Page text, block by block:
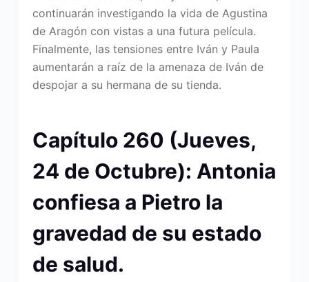
continuarán investigando la vida de Agustina
de Aragón con vistas a una futura película.
Finalmente, las tensiones entre Iván y Paula
aumentarán a raíz de la amenaza de Iván de
despojar a su hermana de su tienda.
Capítulo 260 (Jueves,
24 de Octubre): Antonia
confiesa a Pietro la
gravedad de su estado
de salud.